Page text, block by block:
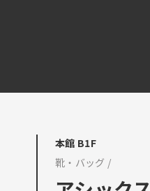
本館 B1F
靴・バッグ /